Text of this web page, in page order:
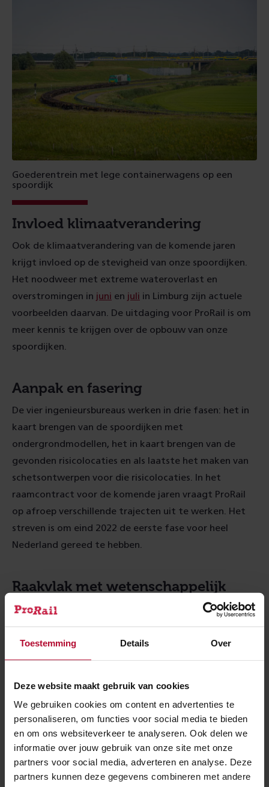
Toestemming Details Over
Deze website maakt gebruik van cookies
We gebruiken cookies om content en advertenties te
personaliseren, om functies voor social media te bieden
en om ons websiteverkeer te analyseren. Ook delen we
informatie over jouw gebruik van onze site met onze
partners voor social media, adverteren en analyse. Deze
partners kunnen deze gegevens combineren met andere
Goederentrein met lege containerwagens op een
spoordijk
Invloed klimaatverandering
Ook de klimaatverandering van de komende jaren
krijgt invloed op de stevigheid van onze spoordijken.
Het noodweer met extreme wateroverlast en
overstromingen in juni en juli in Limburg zijn actuele
voorbeelden daarvan. De uitdaging voor ProRail is om
meer kennis te krijgen over de opbouw van onze
spoordijken.
Aanpak en fasering
De vier ingenieursbureaus werken in drie fasen: het in
kaart brengen van de spoordijken met
ondergrondmodellen, het in kaart brengen van de
gevonden risicolocaties en als laatste het maken van
schetsontwerpen voor die risicolocaties. In het
raamcontract voor de komende jaren vraagt ProRail
op afroep verschillende trajecten uit te werken. Het
streven is om eind 2022 de eerste fase voor heel
Nederland gereed te hebben.
Raakvlak met wetenschappelijk
onderzoek
Naast de landelijke netwerkanalyse zijn recent
TUDelft en Deltares gestart met
wetenschappelijk
onderzoeknaar het (dynamisch) effect van treinen op
kan zo een compleet beeld worden gevormd van de
locaties waar we maatregelen moeten nemen.
Meer over:
Onderzoek